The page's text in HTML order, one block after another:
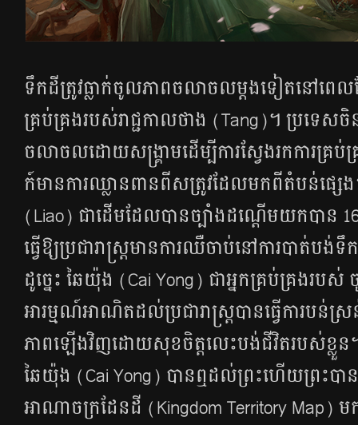
ទឹក​ដី​ត្រូវ​ធ្លាក់​ចូល​ភាព​ចលាចល​ម្ដង​ទៀត​​នៅ​ពេ
គ្រប់គ្រង​របស់​រាជ្ជកាល​ថាង​ (Tang)។ ប្រទេស​
ចលាចល​ដោយ​សង្គ្រាម​ដើម្បី​ការ​ស្វែង​រក​ការ​គ្រប់
ក៍​មាន​ការ​ឈ្លានពាន​ពី​សត្រូវ​ដែល​មក​ពី​តំបន់​ផ្សេ
(Liao) ជា​ដើម​ដែល​បាន​ច្បាំង​ដណ្ដើម​យក​បាន​
ធ្វើ​ឱ្យ​ប្រជារាស្ត្រ​មាន​ការ​ឈឺចាប់​នៅ​ការ​បាត់​
ដូច្នេះ​ ឆៃយ៉ុង (Cai Yong) ជា​អ្នក​គ្រប់​គ្រង​របស់​
អារម្មណ៍​អាណិត​ដល់​ប្រជារាស្ត្រ​បាន​ធ្វើ​ការ​បន់​ស្
ភាព​ឡើង​វិញ​ដោយ​សុខ​ចិត្ត​លេះ​បង់​ជីវិត​របស់​ខ្លួ
ឆៃយ៉ុង (Cai Yong) បាន​ឮ​ដល់​ព្រះ​ហើយ​ព្រះ​បា
អាណាចក្រ​ដែនដី​ (Kingdom Territory Map)